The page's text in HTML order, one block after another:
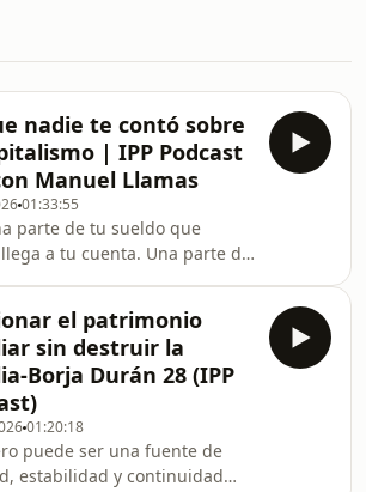
nadie te contó sobre
| IPP Podcast
Manuel Llamas
01:33:55
parte de tu sueldo que
a tu cuenta. Una parte de
sin preguntarnos
quién gana con ellas. En
Sergio Fernández
con Manuel Llamas sobre
libertad, capitalismo y el
Estado. Una charla directa
pagamos realmente, por
el patrimonio
sin destruir la
Borja Durán 28 (IPP
01:20:18
puede ser una fuente de
estabilidad y continuidad